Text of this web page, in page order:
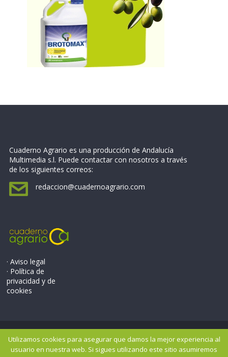
Cuaderno Agrario es una producción de Andalucía
Multimedia s.l. Puede contactar con nosotros a través
de los siguientes correos:
redaccion@cuadernoagrario.com
· Aviso legal
· Política de
privacidad y de
cookies
Copyright © 2026Cuaderno Agrario. Todos los derechos
reservados..
Utilizamos cookies para asegurar que damos la mejor experiencia al
usuario en nuestra web. Si sigues utilizando este sitio asumiremos